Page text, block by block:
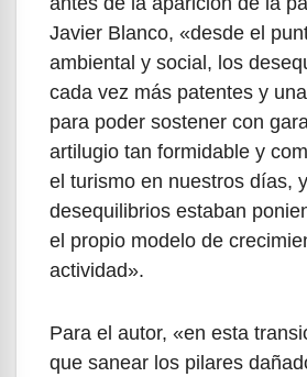
Javier Blanco, «desde el
ambiental y social, los
cada vez más patentes y
para poder sostener con
artilugio tan formidable y
el turismo en nuestros días,
desequilibrios estaban
el propio modelo de
actividad».
Para el autor, «en esta
que sanear los pilares